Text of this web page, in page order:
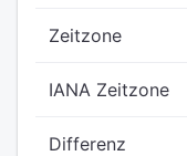
Zeitzone
IANA Zeitzone
Differenz